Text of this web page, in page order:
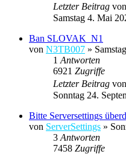
Letzter Beitrag von
Samstag 4. Mai
Ban SLOVAK_N1
von N3TB007 »
1 Antworten
6921 Zugriffe
Letzter Beitrag von
Sonntag 24.
Bitte Serversettings
von ServerSettings »
3 Antworten
7458 Zugriffe